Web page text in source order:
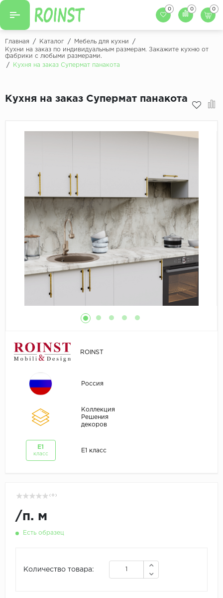
Назад
Кухни на заказ
Кухонный фартук
Декоры обоев под мебель
0 0 0
Главная / Каталог / Мебель для кухни
/
Кухни на заказ по индивидуальным размерам. Закажите кухню от
фабрики с любыми размерами.
/
Кухня на заказ Супермат панакота
Кухня на заказ Супермат панакота
ROINST
Россия
Коллекция
Решения
декоров
Е1
класс
Е1 класс
( 0 )
/п. м
Есть образец
Количество товара: